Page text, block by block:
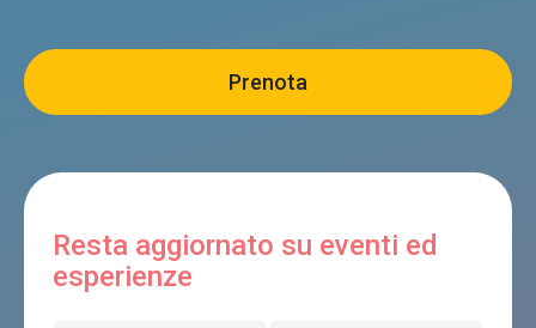
Resta aggiornato su eventi ed
esperienze